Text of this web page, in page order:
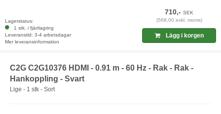
Lagerstatus:
1 stk. i fjärrlagring
Leveranstid: 3-4 arbetsdagar
Mer leveransinformation
710,-SEK
(568,00 exkl. moms)
Lägg i korgen
C2G C2G10376 HDMI - 0.91 m - 60 Hz - Rak - Rak -
Hankoppling - Svart
Lige - 1 stk - Sort